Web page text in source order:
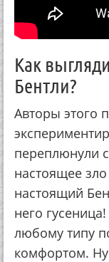
Как
Бентли?
Авторы этого
переплюнули
настоящее
настоящий
него
любому типу
комфортом.